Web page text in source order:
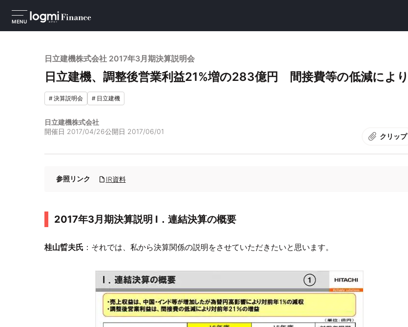
MENU
日立建機株式会社 2017年3月期決算説明会
日立建機、調整後営業利益21%増の283億円 間接費等の低減により
#決算説明会 # 日立建機
日立建機株式会社
開催日 2017/04/26公開日 2017/06/01
クリップ
参照リンク IR資料
2017年3月期決算説明 Ⅰ．連結決算の概要
桂山晢夫氏 ：それでは、私から決算関係の説明をさせていただきたいと思います。